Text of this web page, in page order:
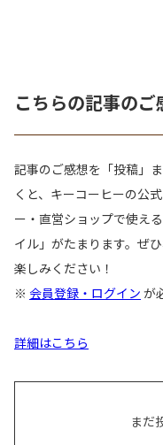
こちらの記事の
記事のご感想を「投稿」
くと、キーコーヒーの公
ー・直営ショップで使え
イル」がたまります。ぜ
楽しみください！
※ 会員登録・ログイン が
詳細はこちら
まだ